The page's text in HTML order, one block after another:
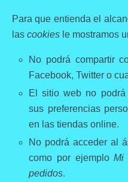
Para que entienda el
las cookies le mostramos
No podrá compartir
Facebook, Twitter o
El sitio web no
sus preferencias
en las tiendas online.
No podrá acceder al
como por ejemploMi
pedidos.